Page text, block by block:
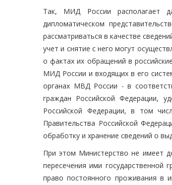
Так, МИД России располагает
дипломатическом
рассматриваться в качестве
учет и снятие с него могут
о фактах их обращений в
МИД России и входящих в его
органах МВД России - в
граждан Российской Федерации,
Российской Федерации, в том
Правительства Российской
обработку и хранение сведений о
При этом Министерство не имеет
пересечения ими государственной
право постоянного проживания в